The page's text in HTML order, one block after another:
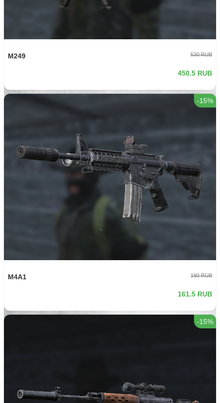
M249 530 RUB
450.5 RUB
-15%
M4A1 190 RUB
161.5 RUB
-15%